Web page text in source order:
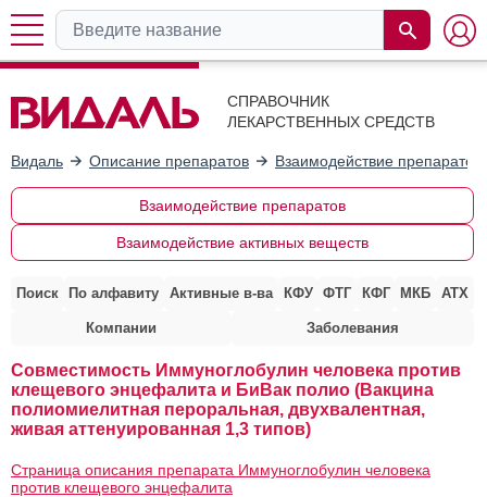
СПРАВОЧНИК
ЛЕКАРСТВЕННЫХ СРЕДСТВ
Видаль Описание препаратов Взаимодействие препаратов
Взаимодействие препаратов
Взаимодействие активных веществ
Поиск По алфавиту Активные в-ва КФУ ФТГ КФГ МКБ АТХ
Компании Заболевания
Совместимость Иммуноглобулин человека против
клещевого энцефалита и БиВак полио (Вакцина
полиомиелитная пероральная, двухвалентная,
живая аттенуированная 1,3 типов)
Страница описания препарата Иммуноглобулин человека
против клещевого энцефалита